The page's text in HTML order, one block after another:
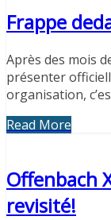
Frappe
Après des mois
présenter
organisation,
Read More
Offenbach
revisité!